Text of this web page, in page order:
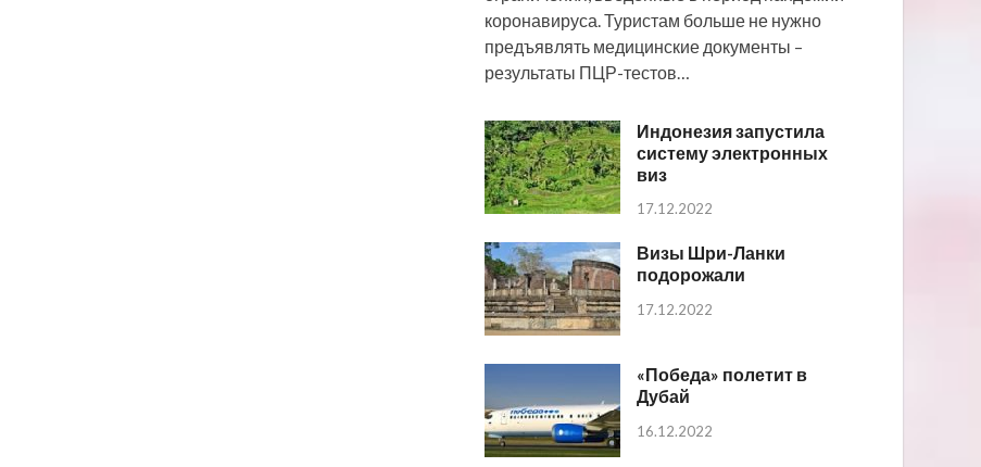
коронавируса. Туристам больше не нужно
предъявлять медицинские документы –
результаты ПЦР-тестов…
Индонезия запустила
систему электронных
виз
17.12.2022
Визы Шри-Ланки
подорожали
17.12.2022
«Победа» полетит в
Дубай
16.12.2022